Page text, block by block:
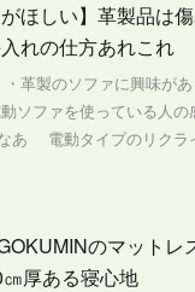
ほしい】革製品は
れの仕方あれこれ
製のソファに興味があ
ソファを使っている人
あ 電動タイプのリクラ
のマットレ
厚ある寝心地